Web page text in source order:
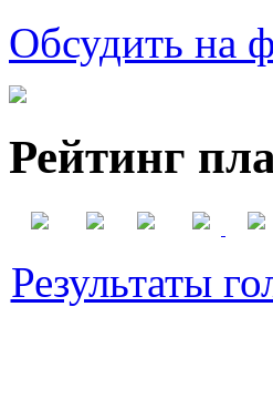
Обсудить на
Рейтинг
Результаты